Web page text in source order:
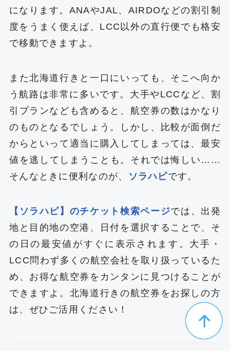
になります。ANAやJAL、AIRDOなどの割引制
度をうまく使えば、LCC以外の直行便でも格安
で移動できますよ。
また北海道行きと一口にいっても、そこへ向か
う航路は非常に多いです。大手やLCCなど、割
引プランなども含めると、航空券の数はかなり
のものとなるでしょう。しかし、比較が面倒だ
からといって適当に購入してしまっては、最安
値を逃してしまうことも。それでは悔しい……
そんなときに便利なのが、
ソラハピです。
【ソラハピ】のチケット検索ページでは、出発
地と目的地の空港、日付を選択することで、そ
の日の最安値がすぐに表示されます。大手・
LCC問わず多くの航空会社を取り扱っているた
め、お得な航空券をカンタンに見つけることが
できますよ。北海道行きの航空券をお探しの方
は、ぜひご活用ください！